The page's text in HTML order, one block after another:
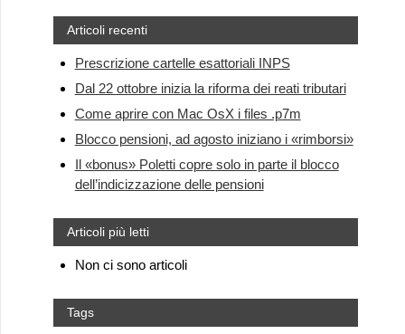
Articoli recenti
Prescrizione cartelle esattoriali INPS
Dal 22 ottobre inizia la riforma dei reati tributari
Come aprire con Mac OsX i files .p7m
Blocco pensioni, ad agosto iniziano i «rimborsi»
Il «bonus» Poletti copre solo in parte il blocco
dell’indicizzazione delle pensioni
Articoli più letti
Non ci sono articoli
Tags